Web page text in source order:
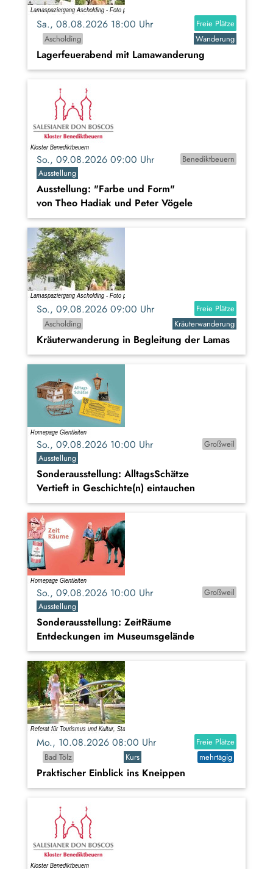
Sa., 08.08.2026 18:00 Uhr
Freie Plätze
Ascholding
Wanderung
Lagerfeuerabend mit Lamawanderung
So., 09.08.2026 09:00 Uhr
Benediktbeuern
Ausstellung
Ausstellung: "Farbe und Form"
von Theo Hadiak und Peter Vögele
So., 09.08.2026 09:00 Uhr
Freie Plätze
Ascholding
Kräuterwanderung
Kräuterwanderung in Begleitung der Lamas
So., 09.08.2026 10:00 Uhr
Großweil
Ausstellung
Sonderausstellung: AlltagsSchätze
Vertieft in Geschichte(n) eintauchen
So., 09.08.2026 10:00 Uhr
Großweil
Ausstellung
Sonderausstellung: ZeitRäume
Entdeckungen im Museumsgelände
Mo., 10.08.2026 08:00 Uhr
Freie Plätze
Bad Tölz
Kurs mehrtägig
Praktischer Einblick ins Kneippen